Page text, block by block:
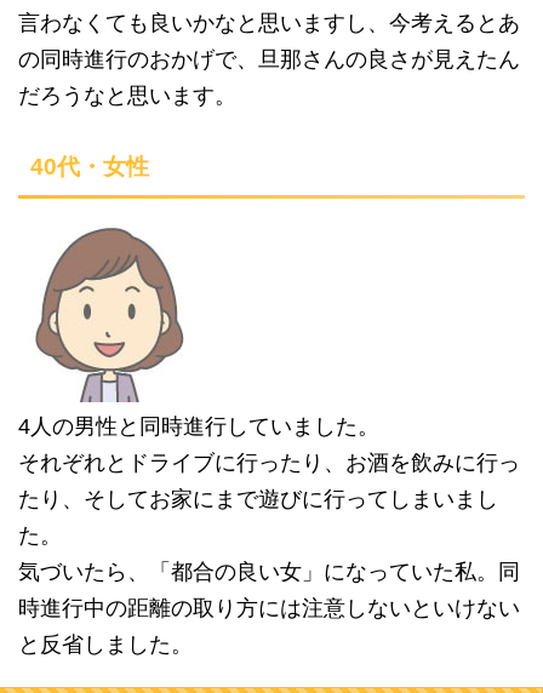
言わなくても良いかなと思いますし、今考えるとあ
の同時進行のおかげで、旦那さんの良さが見えたん
だろうなと思います。
40代・女性
4人の男性と同時進行していました。
それぞれとドライブに行ったり、お酒を飲みに行っ
たり、そしてお家にまで遊びに行ってしまいまし
た。
気づいたら、「都合の良い女」になっていた私。同
時進行中の距離の取り方には注意しないといけない
と反省しました。